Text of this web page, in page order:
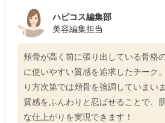
ハピコス編集部
美容編集担当
頬骨が高く前に張り出している骨格
に使いやすい質感を追求したチーク
り方次第では頬骨を強調していまい
質感をふんわりと忍ばせることで、
な仕上がりを実現できます！